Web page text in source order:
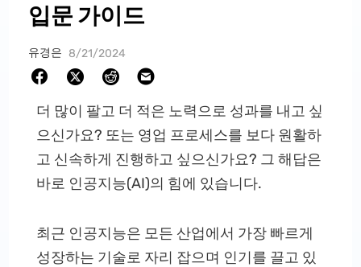
입문 가이드
유경은 8/21/2024
더 많이 팔고 더 적은 노력으로 성과를 내고 싶
으신가요? 또는 영업 프로세스를 보다 원활하
고 신속하게 진행하고 싶으신가요? 그 해답은
바로 인공지능(AI)의 힘에 있습니다.
최근 인공지능은 모든 산업에서 가장 빠르게
성장하는 기술로 자리 잡으며 인기를 끌고 있